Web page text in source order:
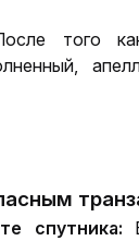
того
спутника: